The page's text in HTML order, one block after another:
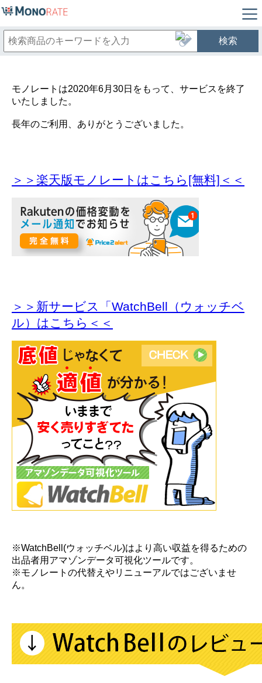
検索
モノレートは2020年6月30日をもって、サービスを終了
いたしました。
長年のご利用、ありがとうございました。
＞＞楽天版モノレートはこちら[無料]＜＜
＞＞新サービス「WatchBell（ウォッチベ
ル）はこちら＜＜
※WatchBell(ウォッチベル)はより高い収益を得るための
出品者用アマゾンデータ可視化ツールです。
※モノレートの代替えやリニューアルではございませ
ん。